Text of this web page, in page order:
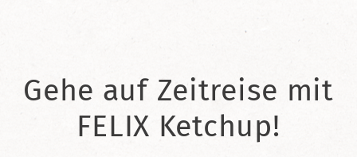
Gehe auf Zeitreise mit
FELIX Ketchup!